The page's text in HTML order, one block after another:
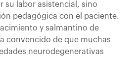
su labor asistencial, sino
pedagógica con el paciente.
y salmantino de
convencido de que muchas
neurodegenerativas